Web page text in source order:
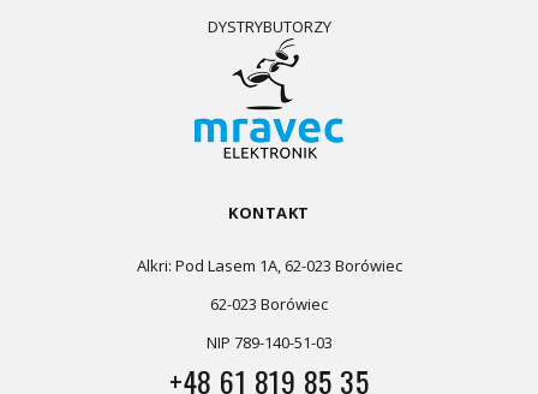
DYSTRYBUTORZY
KONTAKT
Alkri: Pod Lasem 1A, 62-023 Borówiec
62-023 Borówiec
NIP 789-140-51-03
+48 61 819 85 35